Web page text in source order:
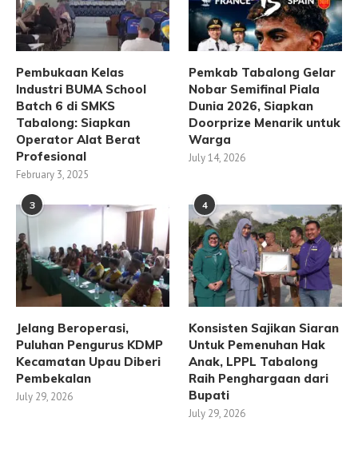
Pembukaan Kelas
Industri BUMA School
Batch 6 di SMKS
Tabalong: Siapkan
Operator Alat Berat
Profesional
February 3, 2025
Pemkab Tabalong Gelar
Nobar Semifinal Piala
Dunia 2026, Siapkan
Doorprize Menarik untuk
Warga
July 14, 2026
3
Jelang Beroperasi,
Puluhan Pengurus KDMP
Kecamatan Upau Diberi
Pembekalan
July 29, 2026
4
Konsisten Sajikan Siaran
Untuk Pemenuhan Hak
Anak, LPPL Tabalong
Raih Penghargaan dari
Bupati
July 29, 2026